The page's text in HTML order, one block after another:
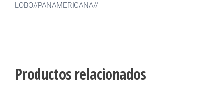
LOBO//PANAMERICANA//
Productos relacionados